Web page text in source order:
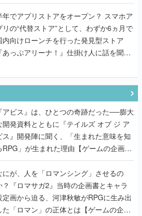
こだわりをプロデューサーに聞いた
でアプリストアをオープン？ スマホア
リの“代替ストア”として、わずか6ヵ月で
内向けローンチを行った発見型ストア
『あっぷアリーナ！』仕掛け人に話を聞い
みた
『アビス』は、ひとつの奇跡だった──膨大
開発資料とともに『テイルズ オブ ジ ア
ス』開発陣に聞く、「生まれた意味を知
RPG」が生まれた理由【ゲームの企画
】
にが、人を「ロマンシング」させるの
？『ロマサガ2』当時の企画書とキャラ
定画から迫る、河津秋敏がRPGに生み出
た「ロマン」の正体とは【ゲームの企画